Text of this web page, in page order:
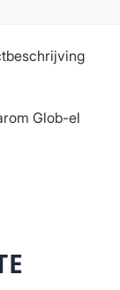
Glob-el